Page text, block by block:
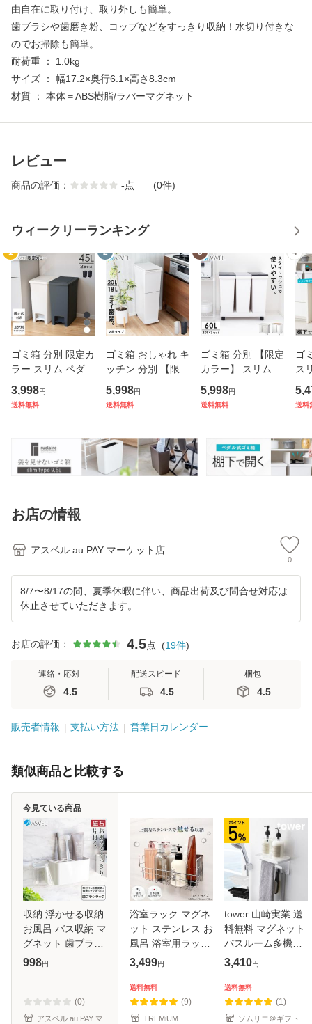
由自在に取り付け、取り外しも簡単。
歯ブラシや歯磨き粉、コップなどをすっきり収納！水切り付きな
のでお掃除も簡単。
耐荷重 ： 1.0kg
サイズ ： 幅17.2×奥行6.1×高さ8.3cm
材質 ： 本体＝ABS樹脂/ラバーマグネット
レビュー
商品の評価： -点 (0件)
ウィークリーランキング
1
ゴミ箱 分別 限定カ
ラー スリム ペダル
おしゃれ キッチン
ふた付き 縦型 大容
ックス リビング ご
み箱
3,998円
送料無料
2
ゴミ箱 おしゃれ キ
ッチン 分別 【限定
カラー】 2段 スリ
ム 38リットル ペ
大容量 蓋付き 資源
ゴミ
5,998円
送料無料
3
ゴミ箱 分別 【限定
カラー】 スリム お
しゃれ キッチン ふ
た付き 3分別 大容
リビング プッシュ
5,998円
送料無料
4
ゴ
ス
分
ト
箱
ル
送料
お店の情報
アスベル au PAY マーケット店
0
8/7〜8/17の間、夏季休暇に伴い、商品出荷及び問合せ対応は
休止させていただきます。
お店の評価： 4.5点 (19件)
連絡・応対
4.5
配送スピード
4.5
梱包
4.5
販売者情報 支払い方法 営業日カレンダー
類似商品と比較する
収納 浮かせる収納
お風呂 バス収納 マ
グネット 歯ブラシ
ラック アスベル
歯ブラシ置き 歯ブ
ラシスタンド
998円
(0)
アスベル au PAY マ
今見ている商品
浴室ラック マグネ
ット ステンレス お
風呂 浴室用ラック
さびない マグネッ
ンプー シャンプー
ボトル 磁石 浮かせ
る お
3,499円
送料無料
(9)
TREMiUM
tower 山崎実業 送
料無料 マグネット
バスルーム多機能
ラック タワー ホワ
ルーム収納 浴室 棚
シャンプー台 タオ
ルハン
3,410円
送料無料
(1)
ソムリエ＠ギフト